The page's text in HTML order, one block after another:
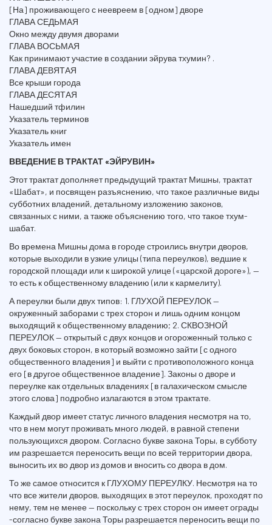
[На] проживающего с неевреем в [одном] дворе
ГЛАВА СЕДЬМАЯ
Окно между двумя дворами
ГЛАВА ВОСЬМАЯ
Как принимают участие в создании эйрува тхумин? .
ГЛАВА ДЕВЯТАЯ
Все крыши города
ГЛАВА ДЕСЯТАЯ
Нашедший тфилин
Указатель терминов
Указатель книг
Указатель имен
ВВЕДЕНИЕ В ТРАКТАТ «ЭЙРУВИН»
Этот трактат дополняет предыдущий трактат Мишны, трактат
«Шабат», и посвящен разъяснению, что такое различные виды
субботних владений, детальному изложению законов,
связанных с ними, а также объяснению того, что такое тхум-
шабат.
Во времена Мишны дома в городе строились внутри дворов,
которые выходили в узкие улицы (типа переулков), ведшие к
городской площади или к широкой улице («царской дороге»), —
то есть к общественному владению (или к кармелиту).
А переулки были двух типов: 1. ГЛУХОЙ ПЕРЕУЛОК —
окруженный заборами с трех сторон и лишь одним концом
выходящий к общественному владению; 2. СКВОЗНОЙ
ПЕРЕУЛОК — открытый с двух концов и огороженный только с
двух боковых сторон, в который возможно зайти [с одного
общественного владения] и выйти с противоположного конца
его [в другое общественное владение]. Законы о дворе и
переулке как отдельных владениях [в галахическом смысле
этого слова] подробно излагаются в этом трактате.
Каждый двор имеет статус личного владения несмотря на то,
что в нем могут проживать много людей, в равной степени
пользующихся двором. Согласно букве закона Торы, в субботу
им разрешается переносить вещи по всей территории двора,
выносить их во двор из домов и вносить со двора в дом.
То же самое относится к ГЛУХОМУ ПЕРЕУЛКУ. Несмотря на то
что все жители дворов, выходящих в этот переулок, проходят по
нему, тем не менее — поскольку с трех сторон он имеет ограды
-согласно букве закона Торы разрешается переносить вещи по